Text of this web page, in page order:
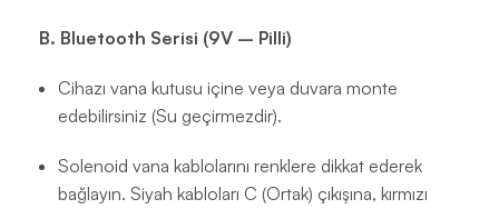
B. Bluetooth Serisi (9V – Pilli)
Cihazı vana kutusu içine veya duvara monte
edebilirsiniz (Su geçirmezdir).
Solenoid vana kablolarını renklere dikkat ederek
bağlayın. Siyah kabloları C (Ortak) çıkışına, kırmızı